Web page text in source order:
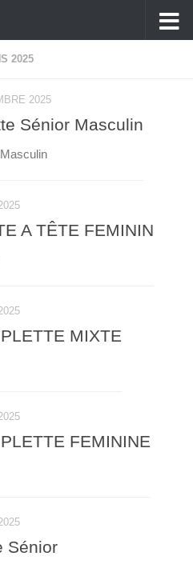
2025
2025
Sénior Masculin
A TÊTE FEMININ
MIXTE
FEMININE
Sénior